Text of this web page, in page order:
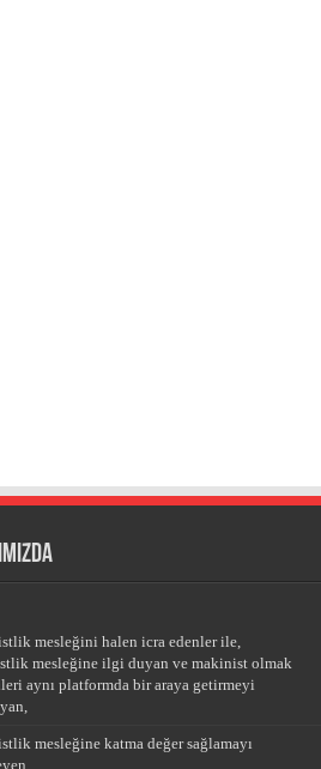
mesleğini halen icra edenler ile,
mesleğine ilgi duyan ve makinist olmak
aynı platformda bir araya getirmeyi
mesleğine katma değer sağlamayı